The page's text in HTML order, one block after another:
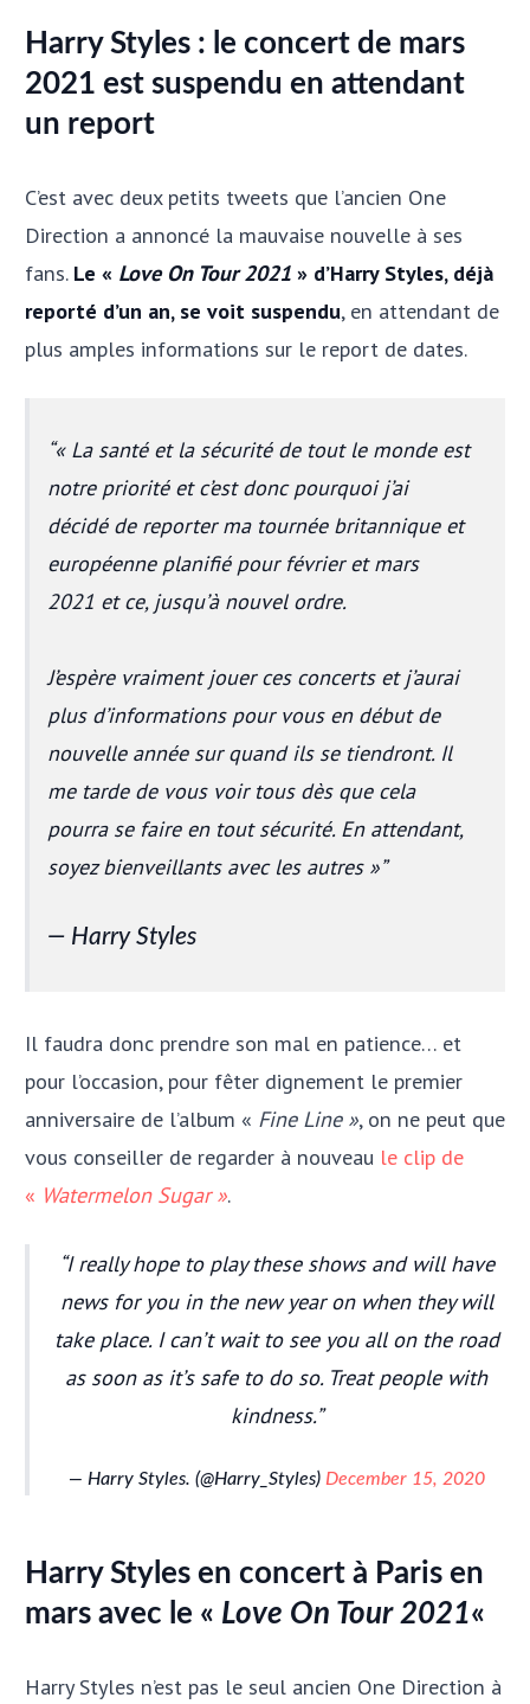
Harry Styles : le concert de mars
2021 est suspendu en attendant
un report
C’est avec deux petits tweets que l’ancien One
Direction a annoncé la mauvaise nouvelle à ses
fans. Le « Love On Tour 2021 » d’Harry Styles, déjà
reporté d’un an, se voit suspendu, en attendant de
plus amples informations sur le report de dates.
« La santé et la sécurité de tout le monde est
notre priorité et c’est donc pourquoi j’ai
décidé de reporter ma tournée britannique et
européenne planifié pour février et mars
2021 et ce, jusqu’à nouvel ordre.
J’espère vraiment jouer ces concerts et j’aurai
plus d’informations pour vous en début de
nouvelle année sur quand ils se tiendront. Il
me tarde de vous voir tous dès que cela
pourra se faire en tout sécurité. En attendant,
soyez bienveillants avec les autres »
Harry Styles
Il faudra donc prendre son mal en patience… et
pour l’occasion, pour fêter dignement le premier
anniversaire de l’album « Fine Line », on ne peut que
vous conseiller de regarder à nouveau le clip de
« Watermelon Sugar ».
I really hope to play these shows and will have
news for you in the new year on when they will
take place. I can’t wait to see you all on the road
as soon as it’s safe to do so. Treat people with
kindness.
— Harry Styles. (@Harry_Styles) December 15, 2020
Harry Styles en concert à Paris en
mars avec le « Love On Tour 2021«
Harry Styles n’est pas le seul ancien One Direction à